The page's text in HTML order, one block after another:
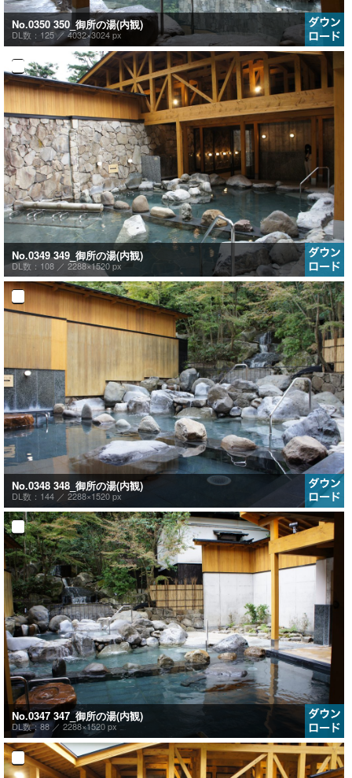
No.0350 350_御所の湯(内観)
DL数：125 ／4032×3024 px
No.0349 349_御所の湯(内観)
DL数：108 ／ 2288×1520 px
No.0348 348_御所の湯(内観)
DL数：144 ／ 2288×1520 px
No.0347 347_御所の湯(内観)
DL数：88 ／ 2288×1520 px